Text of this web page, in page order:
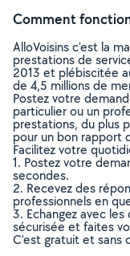
Comment
AlloVoisins c’est la
prestations de
2013 et plébiscitée
de 4,5 millions de
Postez votre
particulier ou un
prestations, du plus
pour un bon rapport
Facilitez votre
1. Postez votre
secondes.
2. Recevez des
professionnels en
3. Echangez avec
sécurisée et faites
C’est gratuit et sans